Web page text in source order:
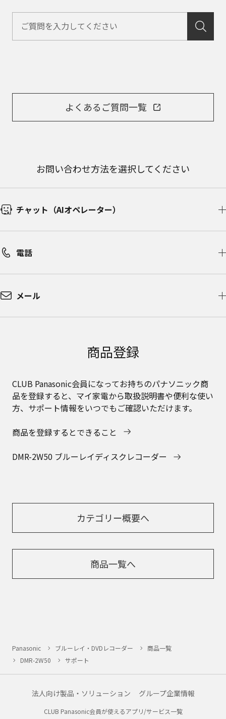
よくあるご質問一覧
お問い合わせ方法を選択してください
チャット（AIオペレーター）​
電話
メール
商品登録
CLUB Panasonic会員になってお持ちのパナソニック商
品を登録すると、マイ家電から取扱説明書や便利な使い
方、サポート情報をいつでもご確認いただけます。
商品を登録するとできること
DMR-2W50 ブルーレイディスクレコーダー
カテゴリー概要へ
商品一覧へ
Panasonic ブルーレイ・DVDレコーダー
商品一覧
DMR-2W50
サポート
法人向け製品・ソリューション グループ企業情報
CLUB Panasonic会員が使えるアプリ/サービス一覧